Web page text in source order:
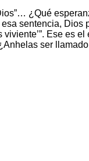
¿Qué
sentencia,
Ese es
ser